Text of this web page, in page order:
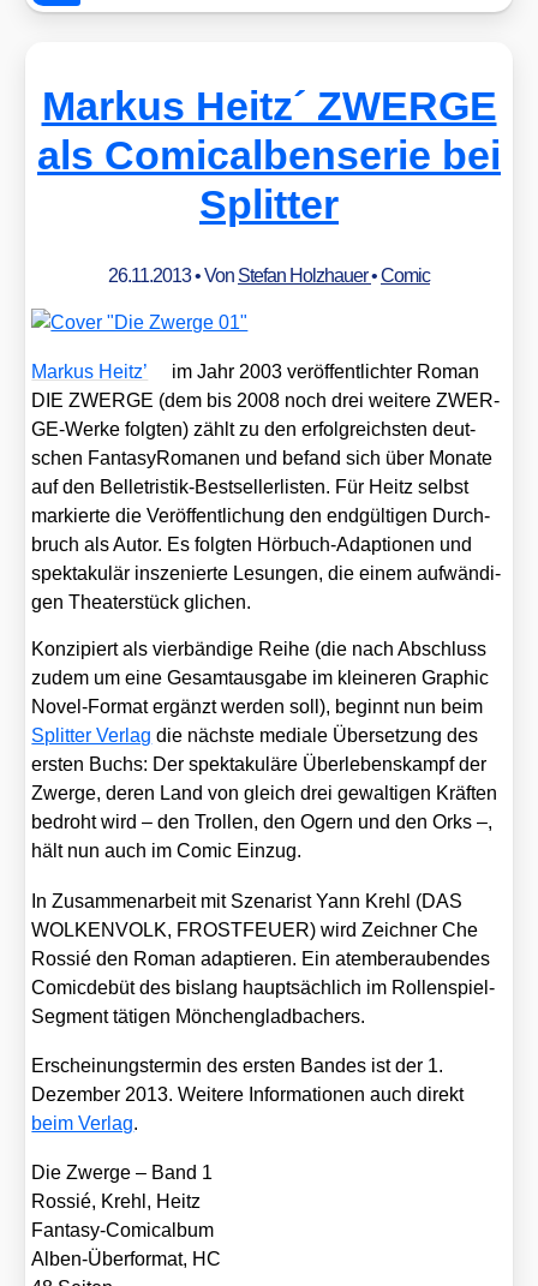
Markus Heitz´ ZWERGE
als Comicalbenserie bei
Splitter
26.11.2013• Von Stefan Holzhauer•Comic
Mar­kus Heitz’
im Jahr 2003 ver­öf­fent­lich­ter Roman
DIE ZWERGE (dem bis 2008 noch drei wei­te­re ZWER­
GE-Wer­ke folg­ten) zählt zu den erfolg­reichs­ten deut­
schen Fan­ta­sy­Ro­ma­nen und befand sich über Mona­te
auf den Bel­le­tris­tik-Best­sel­ler­lis­ten. Für Heitz selbst
mar­kier­te die Ver­öf­fent­li­chung den end­gül­ti­gen Durch­
bruch als Autor. Es folg­ten Hör­buch-Adap­tio­nen und
spek­ta­ku­lär insze­nier­te Lesun­gen, die einem auf­wän­di­
gen Thea­ter­stück gli­chen.
Kon­zi­piert als vier­bän­di­ge Rei­he (die nach Abschluss
zudem um eine Gesamt­aus­ga­be im klei­ne­ren Gra­phic
Novel-For­mat ergänzt wer­den soll), beginnt nun beim
Split­ter Ver­lag die nächs­te media­le Über­set­zung des
ers­ten Buchs: Der spek­ta­ku­lä­re Über­le­bens­kampf der
Zwer­ge, deren Land von gleich drei gewal­ti­gen Kräf­ten
bedroht wird – den Trol­len, den Ogern und den Orks –,
hält nun auch im Comic Ein­zug.
In Zusam­men­ar­beit mit Sze­na­rist Yann Krehl (DAS
WOLKENVOLK, FROSTFEUER) wird Zeich­ner Che
Ros­sié den Roman adap­tie­ren. Ein atem­be­rau­ben­des
Comic­de­büt des bis­lang haupt­säch­lich im Rol­len­spiel-
Seg­ment täti­gen Mön­chen­glad­ba­chers.
Erschei­nungs­ter­min des ers­ten Ban­des ist der 1.
Dezem­ber 2013. Wei­te­re Infor­ma­tio­nen auch direkt
beim Ver­lag.
Die Zwer­ge – Band 1
Ros­sié, Krehl, Heitz
Fan­ta­sy-Comic­al­bum
Alben-Über­for­mat, HC